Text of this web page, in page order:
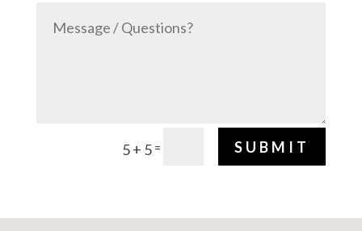
5 + 5 = SUBMIT